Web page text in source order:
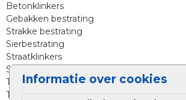
Informatie over cookies
Betonklinkers
Gebakken bestrating
Strakke bestrating
Sierbestrating
Straatklinkers
Straatstenen
Trommelstenen
Tuinstenen